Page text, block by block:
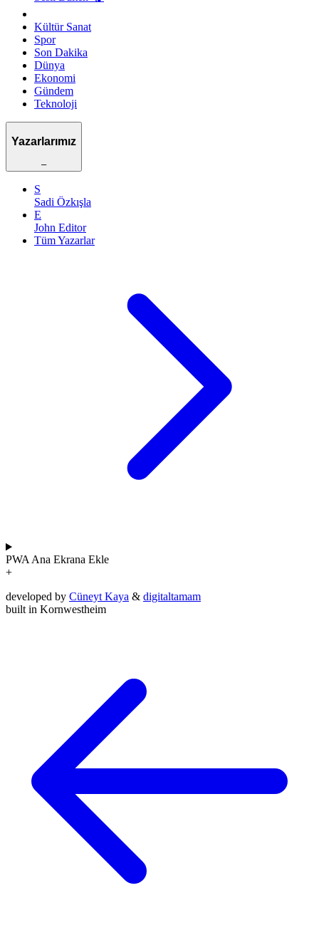
Kültür Sanat
Spor
Son Dakika
Dünya
Ekonomi
Gündem
Teknoloji
Yazarlarımız
–
S
Sadi Özkışla
E
John Editor
Tüm Yazarlar
PWA Ana Ekrana Ekle
+
developed by Cüneyt Kaya & digitaltamam
built in Kornwestheim